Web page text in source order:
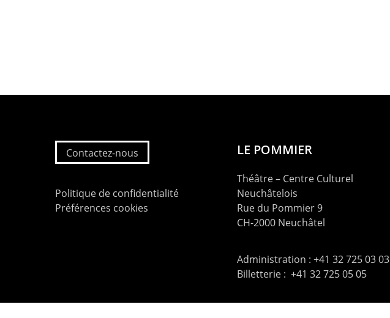
Contactez-nous
Politique de confidentialité
Préférences cookies
LE POMMIER
Théâtre – Centre Culturel
Neuchâtelois
Rue du Pommier 9
CH-2000 Neuchâtel
Administration : +41 32 725 03 03
Billetterie : +41 32 725 05 05